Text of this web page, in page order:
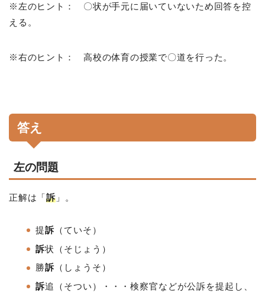
※左のヒント： 〇状が手元に届いていないため回答を控
える。
※右のヒント： 高校の体育の授業で〇道を行った。
答え
左の問題
正解は「訴」。
提訴 （ていそ）
訴状（そじょう）
勝訴 （しょうそ）
訴追 （そつい）・・・検察官などが公訴を提起し、